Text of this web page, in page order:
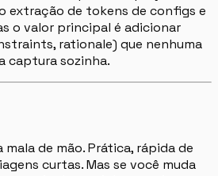
extração de tokens de configs e
o valor principal é adicionar
rationale) que nenhuma
captura sozinha.
mala de mão. Prática, rápida de
curtas. Mas se você muda